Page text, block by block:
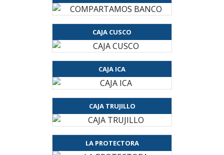
CAJA CUSCO
CAJA ICA
CAJA TRUJILLO
LA PROTECTORA